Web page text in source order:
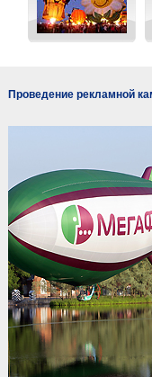
Проведение рекламной